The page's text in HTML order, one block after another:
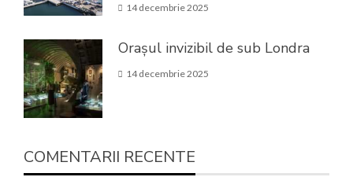
14 decembrie 2025
Orașul invizibil de sub Londra
14 decembrie 2025
COMENTARII RECENTE